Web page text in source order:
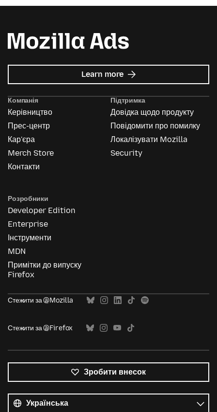
Learn more about
Mozilla
Компанія
Керівництво
Прес-центр
Кар'єра
Merch Store
Контакти
Підтримка
Довідка щодо продукту
Повідомити про помилку
Локалізувати Mozilla
Security
Розробники
Developer Edition
Enterprise
Інструменти
MDN
Примітки до випуску
Firefox
Стежити за @Mozilla
Стежити за @Firefox
Зробити внесок
мови
Мова